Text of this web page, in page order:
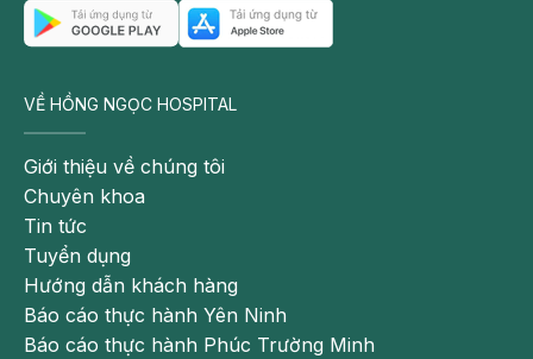
VỀ HỒNG NGỌC HOSPITAL
Giới thiệu về chúng tôi
Chuyên khoa
Tin tức
Tuyển dụng
Hướng dẫn khách hàng
Báo cáo thực hành Yên Ninh
Báo cáo thực hành Phúc Trường Minh